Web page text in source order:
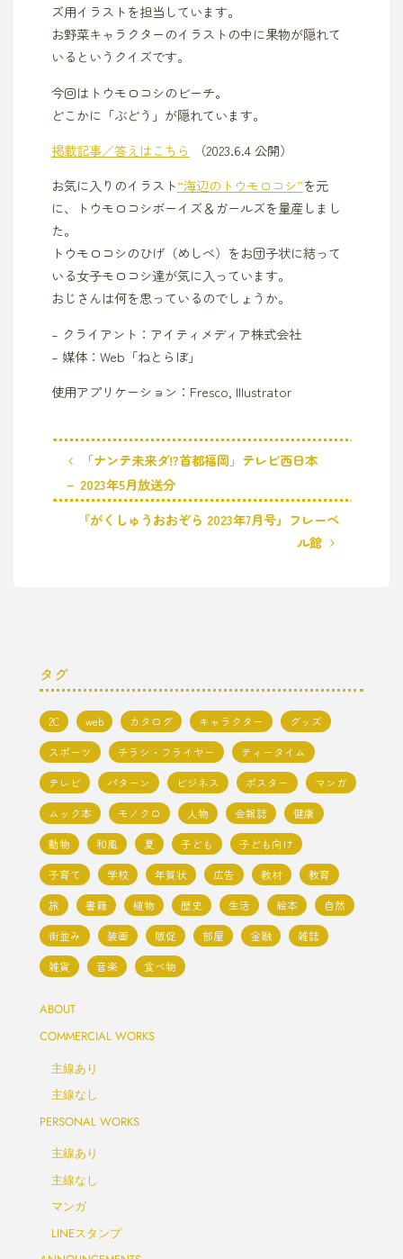
ズ用イラストを担当しています。
お野菜キャラクターのイラストの中に果物が隠れて
いるというクイズです。
今回はトウモロコシのビーチ。
どこかに「ぶどう」が隠れています。
掲載記事／答えはこちら
（2023.6.4 公開）
お気に入りのイラスト“海辺のトウモロコシ”を元
に、トウモロコシボーイズ＆ガールズを量産しまし
た。
トウモロコシのひげ（めしべ）をお団子状に結って
いる女子モロコシ達が気に入っています。
おじさんは何を思っているのでしょうか。
– クライアント：アイティメディア株式会社
– 媒体：Web「ねとらぼ」
使用アプリケーション：Fresco, Illustrator
「ナンテ未来ダ!?首都福岡」テレビ西日本
－ 2023年5月放送分
『がくしゅうおおぞら 2023年7月号』フレーベ
ル館
タグ
2C web カタログ キャラクター
グッズ
スポーツ
チラシ・フライヤー
ティータイム
テレビ
パターン ビジネス ポスター
マンガ
ムック本
モノクロ 人物 会報誌
健康
動物
和風 夏 子ども
子ども向け
子育て
学校 年賀状 広告 教材
教育
旅
書籍 植物 歴史 生活 絵本
自然
街並み
装画 販促 部屋 金融
雑誌
雑貨
音楽 食べ物
ABOUT
COMMERCIAL WORKS
主線あり
主線なし
PERSONAL WORKS
主線あり
主線なし
マンガ
LINEスタンプ